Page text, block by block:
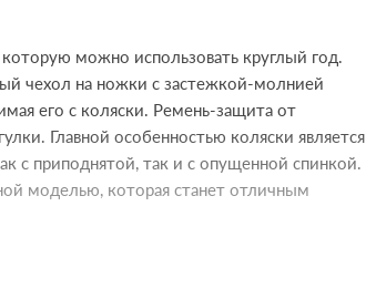
которую можно использовать круглый год.
чехол на ножки с застежкой-молнией
его с коляски. Ремень-защита от
Главной особенностью коляски является
с приподнятой, так и с опущенной спинкой.
моделью, которая станет отличным